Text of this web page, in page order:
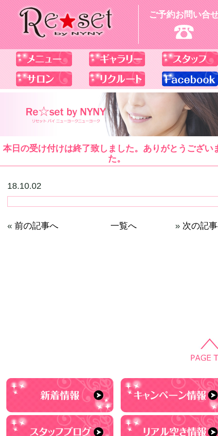
ご予約お問い合
本日の受け付けは終了致しました。ありがとうござい
た。
18.10.02
« 前の記事へ 一覧へ » 次の記